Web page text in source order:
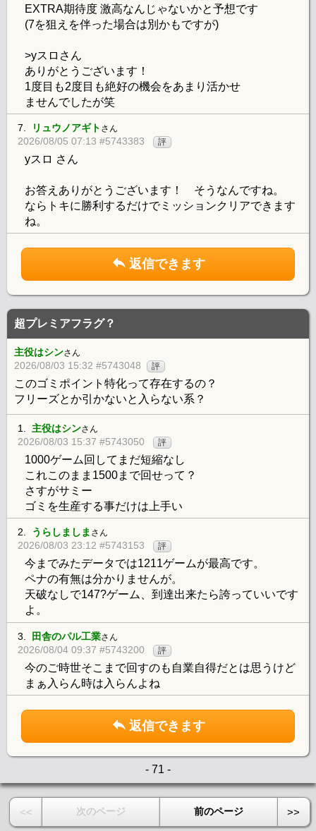
EXTRA期待度 激高なんじゃないかと予想です
(7を狙えを伴った場合は別かもですが)
>yスロさん
ありがとうございます！
1度目も2度目も絶好の機会をあまり活かせ
ませんでしたが笑
7. リュウノアギト さん
2026/08/05 07:13 #5743383 評
yスロ さん
お答えありがとうございます！ そうなんですね。
ならトキに勝利するだけでミッションクリアできます
ね。
返信できます
超プレミアフラグ？
主役はシンさん
2026/08/03 15:32 #5743048 評
このゴミポイント特化って存在するの？
フリーズとか引かないと入らない系？
1. 主役はシンさん
2026/08/03 15:37 #5743050 評
1000ゲーム回してまだ短縮なし
これこのまま1500まで回せって？
さすがサミー
ゴミを生産する事だけは上手い
2. うらしましま さん
2026/08/03 23:12 #5743153 評
今までみたデータでは1211ゲームが最高です。
ペナの有無は分かりませんが。
天破なしで147?ゲーム、到達出来たら誇っていいです
よ。
3. 田舎のパル工業さん
2026/08/04 09:37 #5743200 評
今のご時世そこまで回すのも自業自得だとは思うけど
まぁ入らん時は入らんよね
返信できます
- 71 -
<< 次のページ 前のページ >>